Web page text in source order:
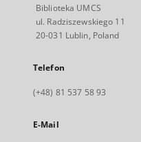
Biblioteka UMCS
ul. Radziszewskiego 11
20-031 Lublin, Poland
Telefon
(+48) 81 537 58 93
E-Mail